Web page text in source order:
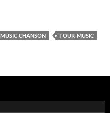
MUSIC-CHANSON
TOUR-MUSIC